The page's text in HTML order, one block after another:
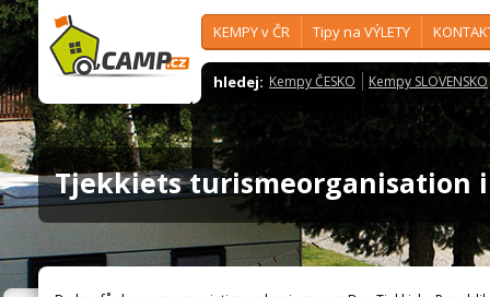
KEMPY v ČR Tipy na VÝLETY
hledej: Kempy ČESKO Kempy SLOVENSKO
Tjekkiets